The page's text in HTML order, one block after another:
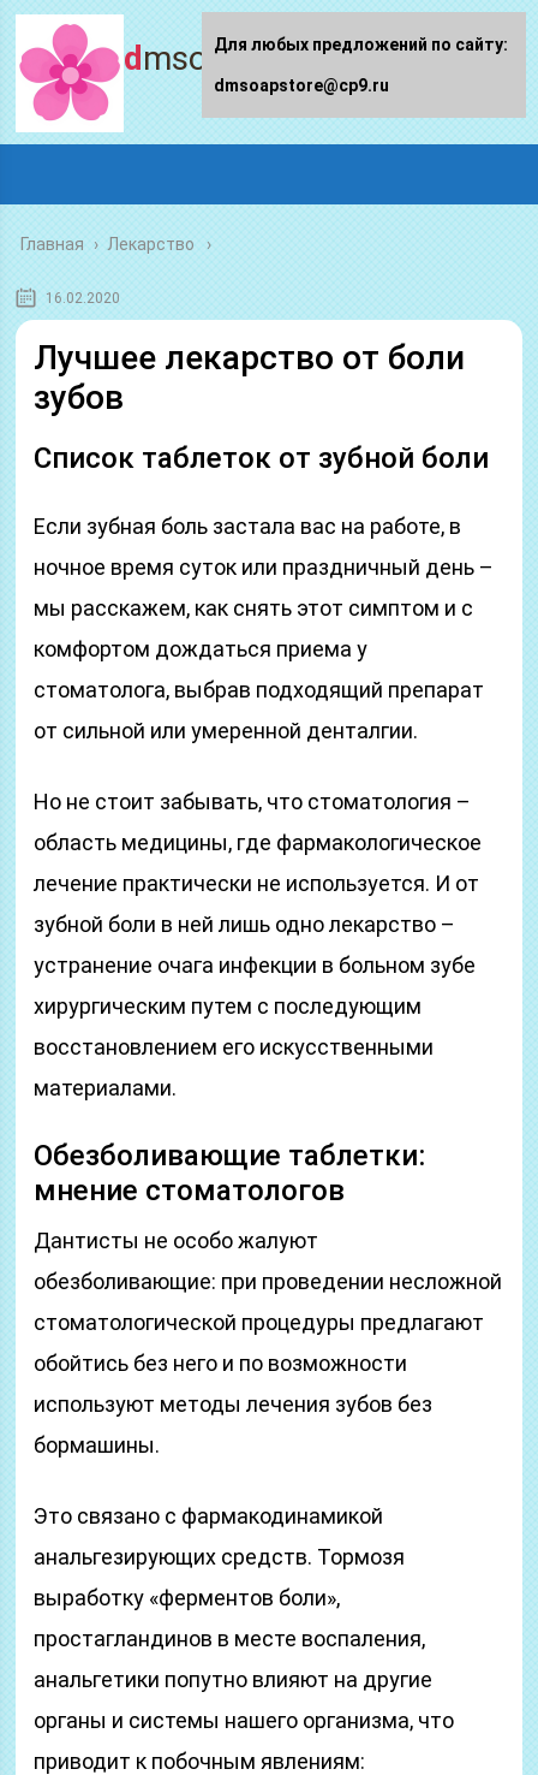
dmsoapstore.ru
Главная › Лекарство
16.02.2020
Лучшее лекарство от боли
зубов
Список таблеток от зубной боли
Если зубная боль застала вас на работе, в
ночное время суток или праздничный день –
мы расскажем, как снять этот симптом и с
комфортом дождаться приема у
стоматолога, выбрав подходящий препарат
от сильной или умеренной денталгии.
Но не стоит забывать, что стоматология –
область медицины, где фармакологическое
лечение практически не используется. И от
зубной боли в ней лишь одно лекарство –
устранение очага инфекции в больном зубе
хирургическим путем с последующим
восстановлением его искусственными
материалами.
Обезболивающие таблетки:
мнение стоматологов
Дантисты не особо жалуют
обезболивающие: при проведении несложной
стоматологической процедуры предлагают
обойтись без него и по возможности
используют методы лечения зубов без
бормашины.
Это связано с фармакодинамикой
анальгезирующих средств. Тормозя
выработку «ферментов боли»,
простагландинов в месте воспаления,
анальгетики попутно влияют на другие
органы и системы нашего организма, что
приводит к побочным явлениям:
Для любых предложений по сайту:
dmsoapstore@cp9.ru